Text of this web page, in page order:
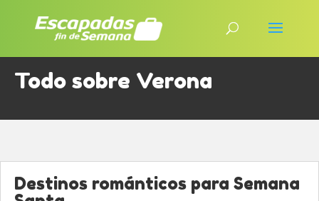
Todo sobre Verona
Destinos románticos para Semana